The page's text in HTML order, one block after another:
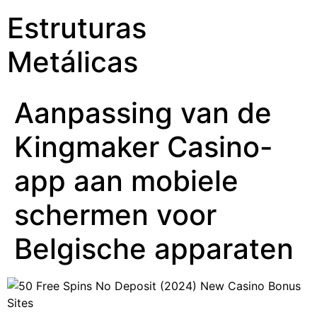
Estruturas
Metálicas
Aanpassing van de
Kingmaker Casino-
app aan mobiele
schermen voor
Belgische apparaten